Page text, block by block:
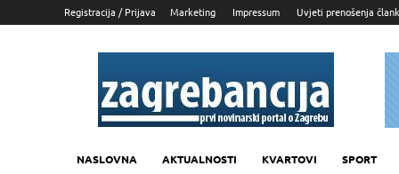
Registracija / Prijava Marketing Impressum Uvjeti prenošenja
Zagrebancija
NASLOVNA AKTUALNOSTI KVARTOVI SPORT